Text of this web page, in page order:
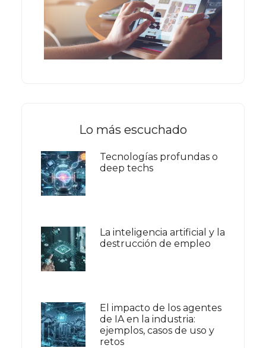
Lo más escuchado
Tecnologías profundas o
deep techs
La inteligencia artificial y la
destrucción de empleo
El impacto de los agentes
de IA en la industria:
ejemplos, casos de uso y
retos